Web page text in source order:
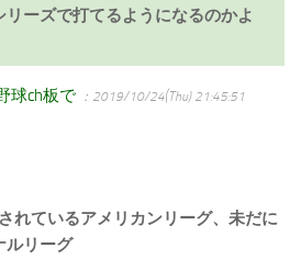
リーズで打てるようになるのかよ
球ch板で ：2019/10/24(Thu) 21:45:51
れているアメリカンリーグ、未だに
ルリーグ